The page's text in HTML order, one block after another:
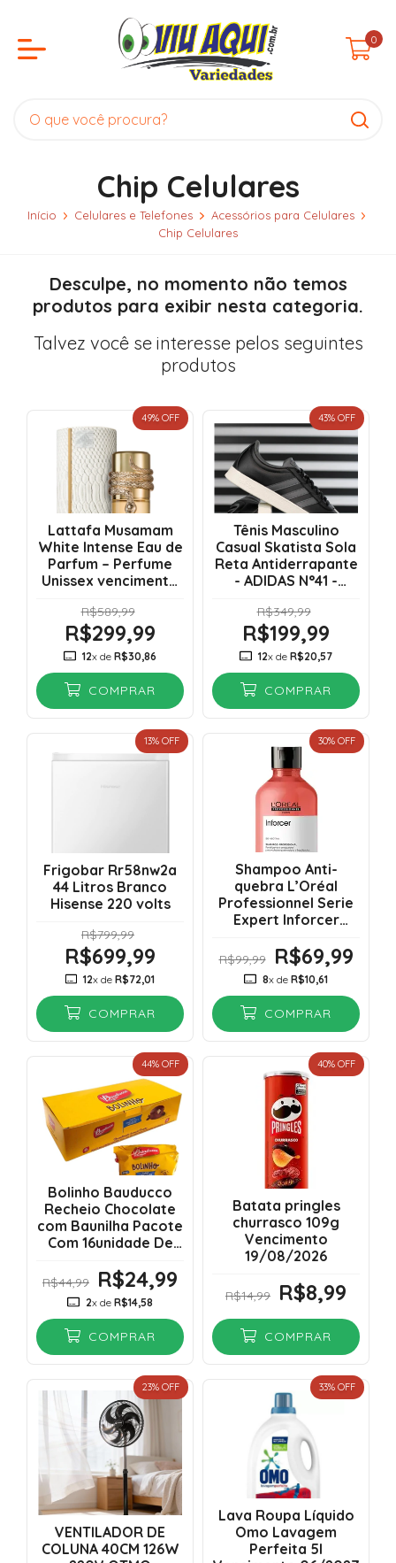
0
Chip Celulares
Início Celulares e Telefones
Acessórios para Celulares
Chip Celulares
Desculpe, no momento não temos
produtos para exibir nesta categoria.
Talvez você se interesse pelos seguintes
produtos
49% OFF
Lattafa Musamam
White Intense Eau de
Parfum – Perfume
Unissex vencimento
R$589,99
R$299,99
12x de R$30,86
COMPRAR
43% OFF
Tênis Masculino
Casual Skatista Sola
Reta Antiderrapante
- ADIDAS N°41 -
R$349,99
R$199,99
12x de R$20,57
COMPRAR
13% OFF
Frigobar Rr58nw2a
44 Litros Branco
Hisense 220 volts
R$799,99
R$699,99
12x deR$72,01
COMPRAR
30% OFF
Shampoo Anti-
quebra L’Oréal
Professionnel Serie
Expert Inforcer
11/2028
R$99,99 R$69,99
8x de R$10,61
COMPRAR
44% OFF
Bolinho Bauducco
Recheio Chocolate
com Baunilha Pacote
Com 16unidade De
06/10/2026
R$44,99 R$24,99
2x de R$14,58
COMPRAR
40% OFF
Batata pringles
churrasco 109g
Vencimento
19/08/2026
R$14,99 R$8,99
COMPRAR
23% OFF
VENTILADOR DE
COLUNA 40CM 126W
33% OFF
Lava Roupa Líquido
Omo Lavagem
Perfeita 5l